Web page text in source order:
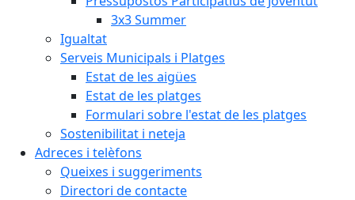
3x3 Summer
Igualtat
Serveis Municipals i Platges
Estat de les aigües
Estat de les platges
Formulari sobre l'estat de les platges
Sostenibilitat i neteja
Adreces i telèfons
Queixes i suggeriments
Directori de contacte